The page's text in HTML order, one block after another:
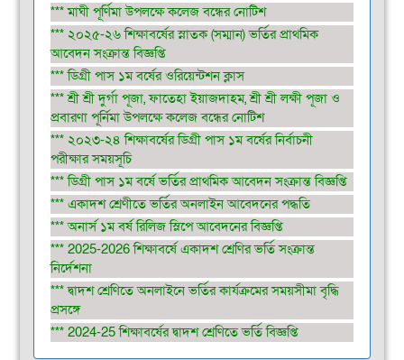
*** মাঘী পূর্ণিমা উপলক্ষে কলেজ বন্ধের নোটিশ
*** ২০২৫-২৬ শিক্ষাবর্ষের স্নাতক (সম্মান) ভর্তির প্রাথমিক
আবেদন সংক্রান্ত বিজ্ঞপ্তি
*** ডিগ্রী পাস ১ম বর্ষের ওরিয়েন্টশন ক্লাস
*** শ্রী শ্রী দুর্গা পূজা, ফাতেহা ইয়াজদাহম, শ্রী শ্রী লক্ষী পূজা ও
প্রবারণা পূর্নিমা উপলক্ষে কলেজ বন্ধের নোটিশ
*** ২০২৩-২৪ শিক্ষাবর্ষের ডিগ্রী পাস ১ম বর্ষের নির্বাচনী
পরীক্ষার সময়সূচি
*** ডিগ্রী পাস ১ম বর্ষে ভর্তির প্রাথমিক আবেদন সংক্রান্ত বিজ্ঞপ্তি
*** একাদশ শ্রেণীতে ভর্তির অনলাইন আবেদনের পদ্ধতি
*** অনার্স ১ম বর্ষ রিলিজ স্লিপে আবেদনের বিজ্ঞপ্তি
*** 2025-2026 শিক্ষাবর্ষে একাদশ শ্রেণির ভর্তি সংক্রান্ত
নির্দেশনা
*** দ্বাদশ শ্রেণিতে অনলাইনে ভর্তির কার্যক্রমের সময়সীমা বৃদ্ধি
প্রসঙ্গে
*** 2024-25 শিক্ষাবর্ষের দ্বাদশ শ্রেণিতে ভর্তি বিজ্ঞপ্তি